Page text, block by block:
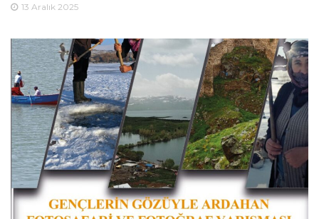
13 Aralık 2025